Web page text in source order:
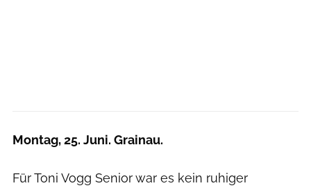
Montag, 25. Juni. Grainau.
Für Toni Vogg Senior war es kein ruhiger